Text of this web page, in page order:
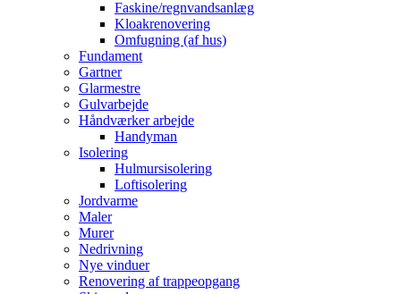
Faskine/regnvandsanlæg
Kloakrenovering
Omfugning (af hus)
Fundament
Gartner
Glarmestre
Gulvarbejde
Håndværker arbejde
Handyman
Isolering
Hulmursisolering
Loftisolering
Jordvarme
Maler
Murer
Nedrivning
Nye vinduer
Renovering af trappeopgang